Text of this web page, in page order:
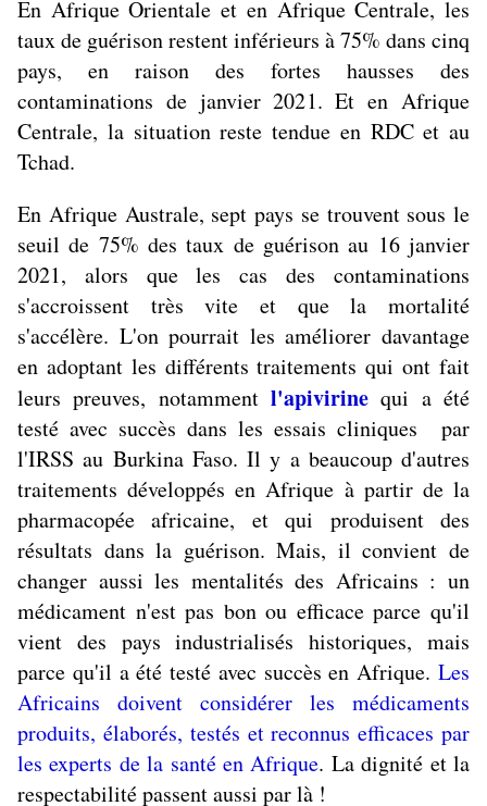
En Afrique Orientale et en Afrique Centrale, les
taux de guérison restent inférieurs à 75% dans cinq
pays, en raison des fortes hausses des
contaminations de janvier 2021. Et en Afrique
Centrale, la situation reste tendue en RDC et au
Tchad.
En Afrique Australe, sept pays se trouvent sous le
seuil de 75% des taux de guérison au 16 janvier
2021, alors que les cas des contaminations
s'accroissent très vite et que la mortalité
s'accélère. L'on pourrait les améliorer davantage
en adoptant les différents traitements qui ont fait
leurs preuves, notamment l'apivirine qui a été
testé avec succès dans les essais cliniques par
l'IRSS au Burkina Faso. Il y a beaucoup d'autres
traitements développés en Afrique à partir de la
pharmacopée africaine, et qui produisent des
résultats dans la guérison. Mais, il convient de
changer aussi les mentalités des Africains : un
médicament n'est pas bon ou efficace parce qu'il
vient des pays industrialisés historiques, mais
parce qu'il a été testé avec succès en Afrique. Les
Africains doivent considérer les médicaments
produits, élaborés, testés et reconnus efficaces par
les experts de la santé en Afrique. La dignité et la
respectabilité passent aussi par là !